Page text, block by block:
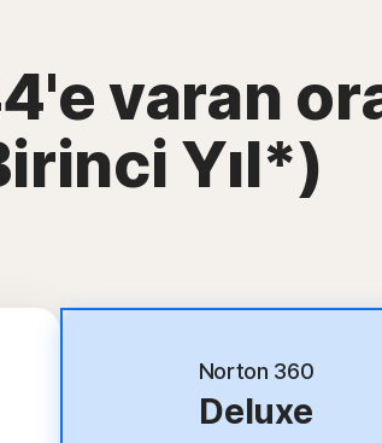
varan
Yıl*)
En İyi Teklif
Norton 360
Deluxe